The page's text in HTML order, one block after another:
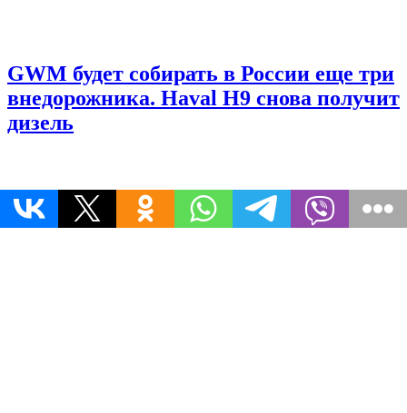
GWM будет собирать в России еще три
внедорожника. Haval H9 снова получит
дизель